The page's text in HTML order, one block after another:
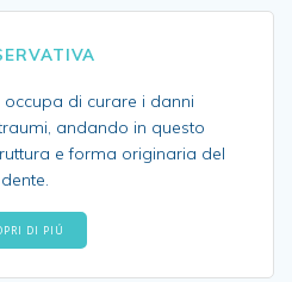
occupa di curare i danni
andando in questo
e forma originaria del
dente.
DI PIÚ